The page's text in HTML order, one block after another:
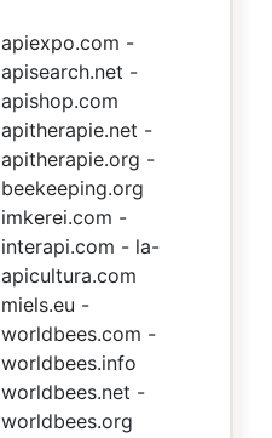
apiexpo.com -
apisearch.net -
apishop.com
apitherapie.net -
apitherapie.org -
beekeeping.org
imkerei.com -
interapi.com - la-
apicultura.com
miels.eu -
worldbees.com -
worldbees.info
worldbees.net -
worldbees.org